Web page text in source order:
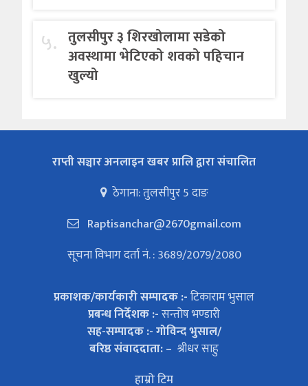
५. तुलसीपुर ३ शिरखोलामा सडेको
अवस्थामा भेटिएको शवको पहिचान
खुल्यो
राप्ती सञ्चार अनलाइन खबर प्रालि द्वारा संचालित
ठेगाना: तुलसीपुर 5 दाङ
Raptisanchar@2670gmail.com
सूचना विभाग दर्ता नं. : 3689/2079/2080
प्रकाशक/कार्यकारी सम्पादक :-टिकाराम भुसाल
प्रबन्ध निर्देशक :-सन्तोष भण्डारी
सह-सम्पादक :- गोविन्द भुसाल/
बरिष्ठ संवाददाता: – श्रीधर साहु
हाम्रो टिम